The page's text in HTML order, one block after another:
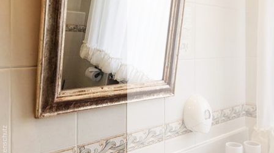
Datenschutz